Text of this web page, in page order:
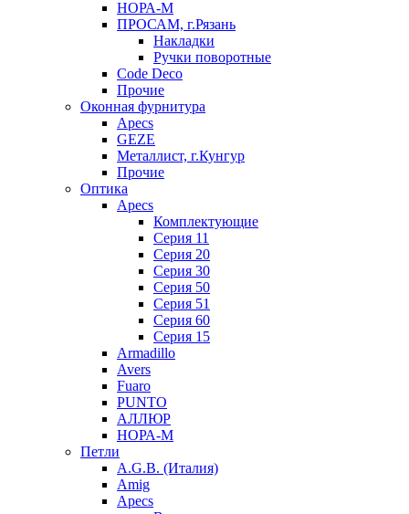
НОРА-М
ПРОСАМ, г.Рязань
Накладки
Ручки поворотные
Code Deco
Прочие
Оконная фурнитура
Apecs
GEZE
Металлист, г.Кунгур
Прочие
Оптика
Apecs
Комплектующие
Серия 11
Серия 20
Серия 30
Серия 50
Серия 51
Серия 60
Серия 15
Armadillo
Avers
Fuaro
PUNTO
АЛЛЮР
НОРА-М
Петли
A.G.B. (Италия)
Amig
Apecs